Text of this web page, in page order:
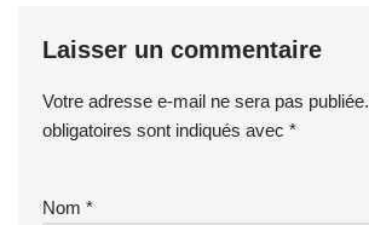
Laisser un commentaire
Votre adresse e-mail ne sera pas publiée.
obligatoires sont indiqués avec *
Nom *